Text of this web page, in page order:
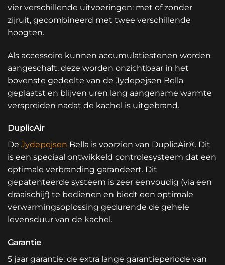
vier verschillende uitvoeringen: met of zonder
zijruit, gecombineerd met twee verschillende
hoogten.
Als accessoire kunnen accumulatiestenen worden
aangeschaft, deze worden onzichtbaar in het
bovenste gedeelte van de Jydepejsen Bella
geplaatst en blijven uren lang aangename warmte
verspreiden nadat de kachel is uitgebrand.
DuplicAir
De Jydepejsen Bella is voorzien van DuplicAir®. Dit
is een speciaal ontwikkeld controlesysteem dat een
optimale verbranding garandeert. Dit
gepatenteerde systeem is zeer eenvoudig (via een
draaischijf) te bedienen en biedt een optimale
verwarmingsoplossing gedurende de gehele
levensduur van de kachel.
Garantie
5 jaar garantie: de extra lange garantieperiode van